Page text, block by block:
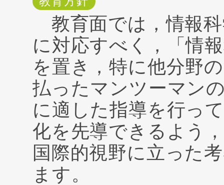
教育面では，情報
に対応すべく，「情
を置き，特に他分野
払ったマンツーマン
に適した指導を行っ
化を先導できるよう
国際的視野に立った
ます。